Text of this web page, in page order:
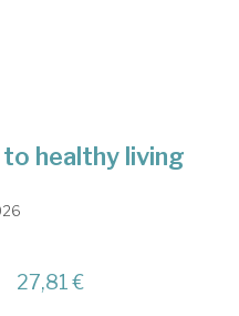
healthy living
27,81 €